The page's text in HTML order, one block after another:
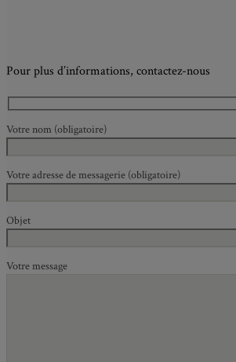
Pour plus d’informations, contactez-nous
Votre nom (obligatoire)
Votre adresse de messagerie (obligatoire)
Objet
Votre message